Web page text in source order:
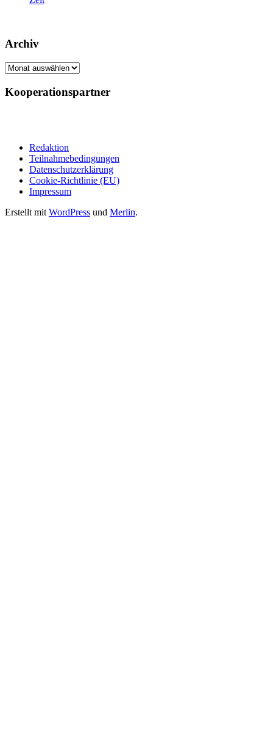
Archiv
Archiv
Kooperationspartner
Redaktion
Teilnahmebedingungen
Datenschutzerklärung
Cookie-Richtlinie (EU)
Impressum
Erstellt mit WordPress und Merlin.